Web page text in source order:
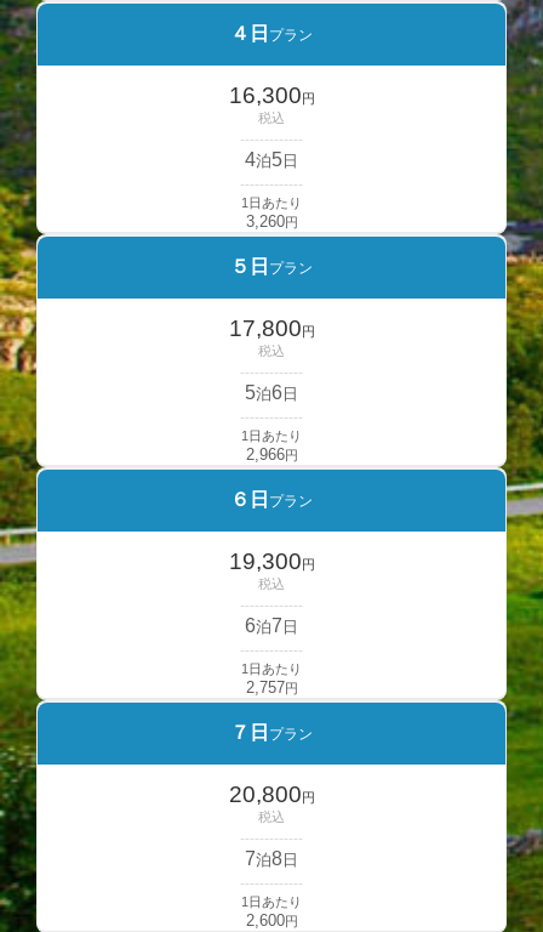
４日 プラン
16,300 円
税込
-------------
4泊5 日
-------------
1日あたり
3,260円
５日 プラン
17,800 円
税込
-------------
5泊6 日
-------------
1日あたり
2,966円
６日 プラン
19,300 円
税込
-------------
6泊7 日
-------------
1日あたり
2,757 円
７日 プラン
20,800 円
税込
-------------
7泊8 日
-------------
1日あたり
2,600円